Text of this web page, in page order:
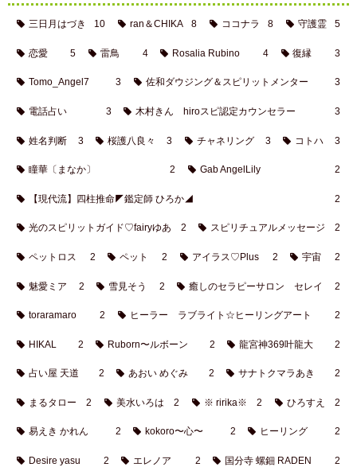
三日月はづき 10 ran＆CHIKA 8 ココナラ 8 守護霊 5
恋愛 5 雷鳥 4 Rosalia Rubino 4 復縁 3
Tomo_Angel7 3 佐和ダウジング＆スピリットメンター 3
電話占い 3 木村きん hiroスピ認定カウンセラー 3
姓名判断 3 桜護八良々 3 チャネリング 3 コトハ 3
瞳華〔まなか〕 2 Gab AngelLily 2
【現代流】四柱推命◤鑑定師 ひろか◢ 2
光のスピリットガイド♡fairyゆあ 2 スピリチュアルメッセージ 2
ペットロス 2 ペット 2 アイラス♡Plus 2 宇宙 2
魅愛ミア 2 雪見そう 2 癒しのセラピーサロン セレイ 2
toraramaro 2 ヒーラー ラブライト☆ヒーリングアート 2
HIKAL 2 Ruborn〜ルボーン 2 龍宮神369叶龍大 2
占い屋 天道 2 あおい めぐみ 2 サナトクマラあき 2
まるタロー 2 美水いろは 2 ※ ririka※ 2 ひろすえ 2
易えき かれん 2 kokoro〜心〜 2 ヒーリング 2
Desire yasu 2 エレノア 2 国分寺 螺鈿 RADEN 2